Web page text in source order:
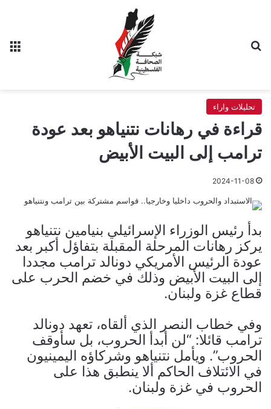
تحليلات واراء
قراءة في رهانات نتنياهو بعد عودة
ترامب إلى البيت الأبيض
2024-11-08
بدأ رئيس الوزراء الإسرائيلي بنيامين نتنياهو
يركز رهانات المرحلة المقبلة بتفاؤل أكبر بعد
عودة الرئيس الأمريكي دونالد ترامب مجددا
إلى البيت الأبيض وذلك في خضم الحرب على
قطاع غزة ولبنان.
وفي خطاب النصر الذي ألقاه، تعهد دونالد
ترامب قائلا: “لن أبدأ الحروب، بل سأوقف
الحروب”. ويأمل نتنياهو وشركاؤه اليمينيون
في الائتلاف الحاكم ألا ينطبق هذا على
الحروب في غزة ولبنان.